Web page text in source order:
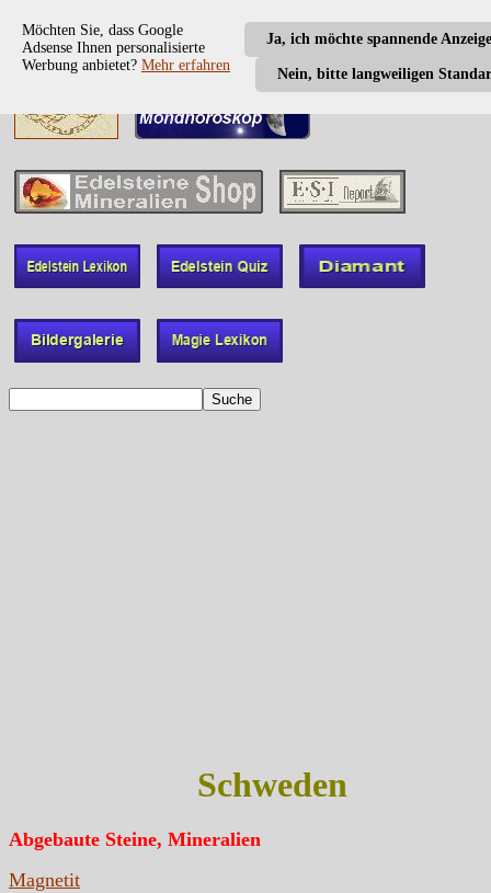
Ja, ich möchte spannende
Nein, bitte langweiligen
Möchten Sie, dass Google
Adsense Ihnen personalisierte
Werbung anbietet? Mehr erfahren
Schweden
Abgebaute Steine, Mineralien
Magnetit